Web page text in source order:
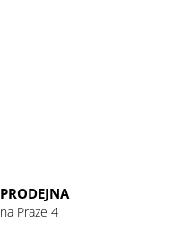
PRODEJNA
na Praze 4